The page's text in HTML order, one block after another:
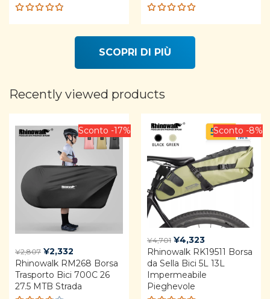
Rated Rated
5.00out
SCOPRI DI PIÙ
Recently viewed products
Sconto -17%
¥2,807 Original
price
was:
¥2,807.
¥2,332
price
is:
¥2,332.
Rhinowalk RM268 Borsa
Trasporto Bici 700C 26
27.5 MTB Strada
Sconto -8%
¥4,701 Original
price
was:
¥4,701.
¥4,323Current
price
is:
¥4,323.
Rhinowalk RK19511 Borsa
da Sella Bici 5L 13L
Impermeabile
Pieghevole